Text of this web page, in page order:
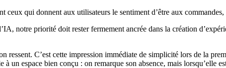
ceux qui donnent aux utilisateurs le sentiment d’être aux
notre priorité doit rester fermement ancrée dans la création
ressent. C’est cette impression immédiate de simplicité lors de la
un espace bien conçu : on remarque son absence, mais lorsqu’elle